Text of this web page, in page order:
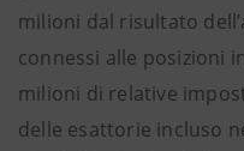
milioni dal risultato
connessi alle posizioni
milioni di relative
delle esattorie incluso